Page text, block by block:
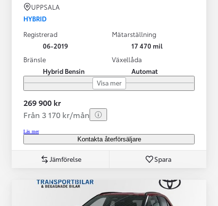
UPPSALA
HYBRID
Registrerad
06-2019
Mätarställning
17 470 mil
Bränsle
Hybrid Bensin
Växellåda
Automat
Visa mer
269 900 kr
Från 3 170 kr/mån
Läs mer
Kontakta återförsäljare
Jämförelse Spara